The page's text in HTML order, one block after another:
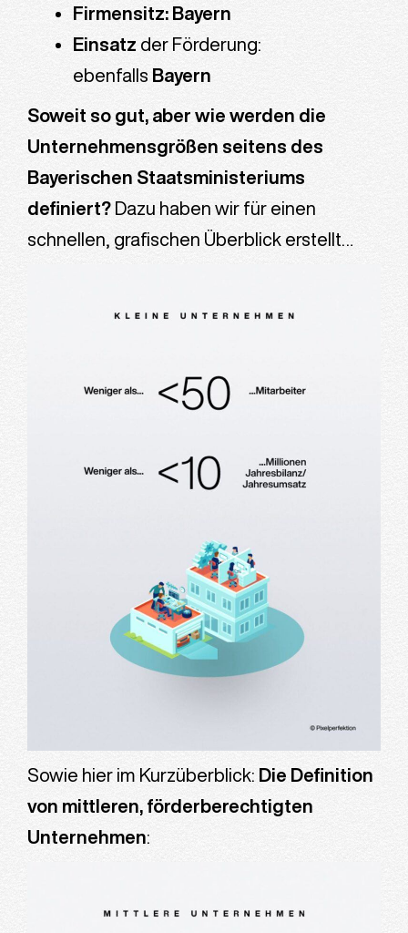
Firmensitz: Bayern
Einsatz der Förderung:
ebenfalls Bayern
Soweit so gut, aber wie werden die
Unternehmensgrößen seitens des
Bayerischen Staatsministeriums
definiert? Dazu haben wir für einen
schnellen, grafischen Überblick erstellt…
Sowie hier im Kurzüberblick: Die Definition
von mittleren, förderberechtigten
Unternehmen: